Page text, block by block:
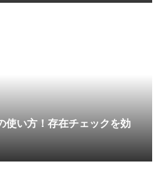
使い方！存在チェックを効